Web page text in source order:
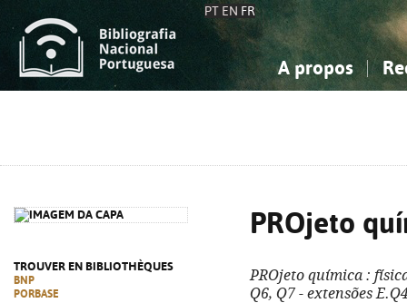
PT EN FR
A propos
TROUVER EN BIBLIOTHÈQUES
BNP
PORBASE
PROjeto
PROjeto química :
Q6, Q7 - extensões